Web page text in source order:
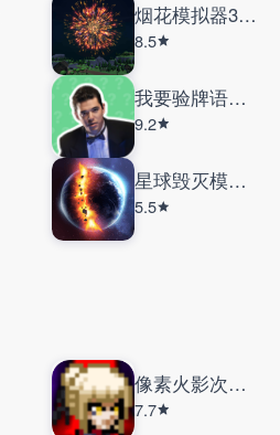
烟花模拟器3D手机版
8.5
我要验牌语音盒
9.2
星球毁灭模拟器
5.5
像素火影次世代
7.7